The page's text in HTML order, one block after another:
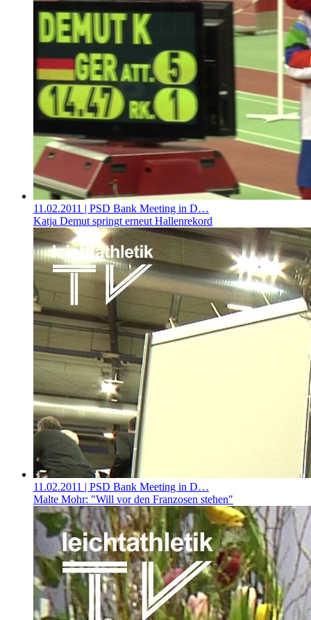
11.02.2011 | PSD Bank Meeting in D…
Katja Demut springt erneut Hallenrekord
11.02.2011 | PSD Bank Meeting in D…
Malte Mohr: "Will vor den Franzosen stehen"